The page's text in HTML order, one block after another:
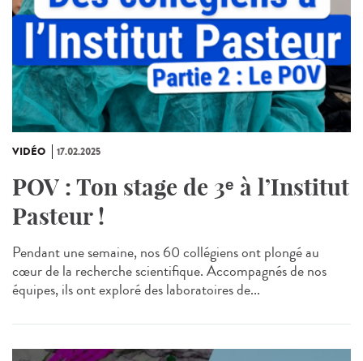
VIDÉO 17.02.2025
POV : Ton stage de 3ᵉ à l’Institut
Pasteur !
Pendant une semaine, nos 60 collégiens ont plongé au
cœur de la recherche scientifique. Accompagnés de nos
équipes, ils ont exploré des laboratoires de...